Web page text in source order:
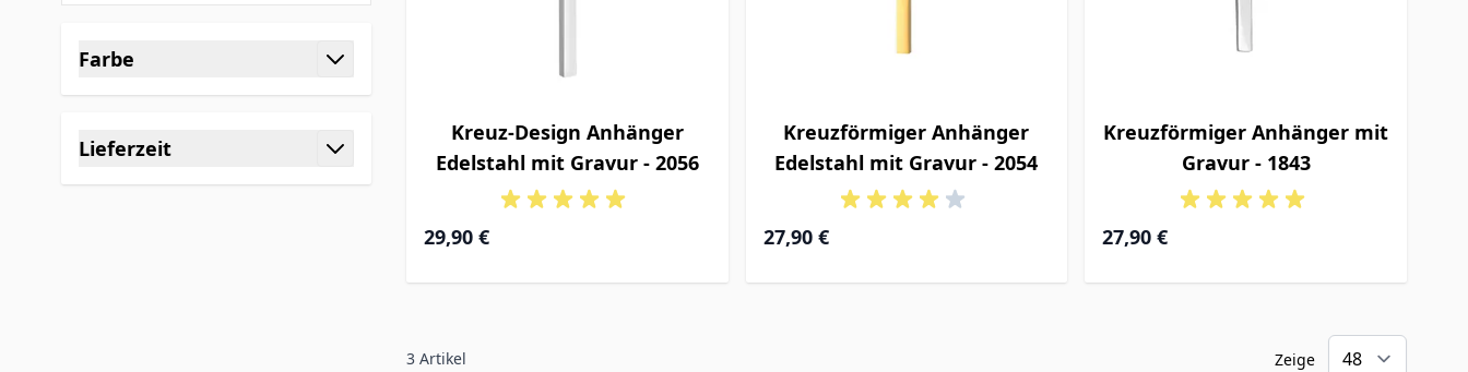
Farbe
Lieferzeit
Kreuz-Design Anhänger
Edelstahl mit Gravur - 2056
29,90 €
Kreuzförmiger Anhänger
Edelstahl mit Gravur - 2054
27,90 €
Kreuzförmiger Anhänger mit
Gravur - 1843
27,90 €
3 Artikel Zeige